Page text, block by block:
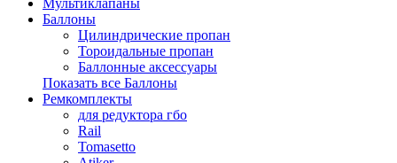
Мультиклапаны
Баллоны
Цилиндрические пропан
Тороидальные пропан
Баллонные аксессуары
Показать все Баллоны
Ремкомплекты
для редуктора гбо
Rail
Tomasetto